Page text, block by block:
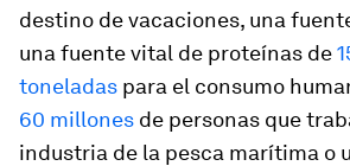
destino de vacaciones, una
una fuente vital de proteínas de
toneladas para el consumo
60 millones de personas que
industria de la pesca marítima o